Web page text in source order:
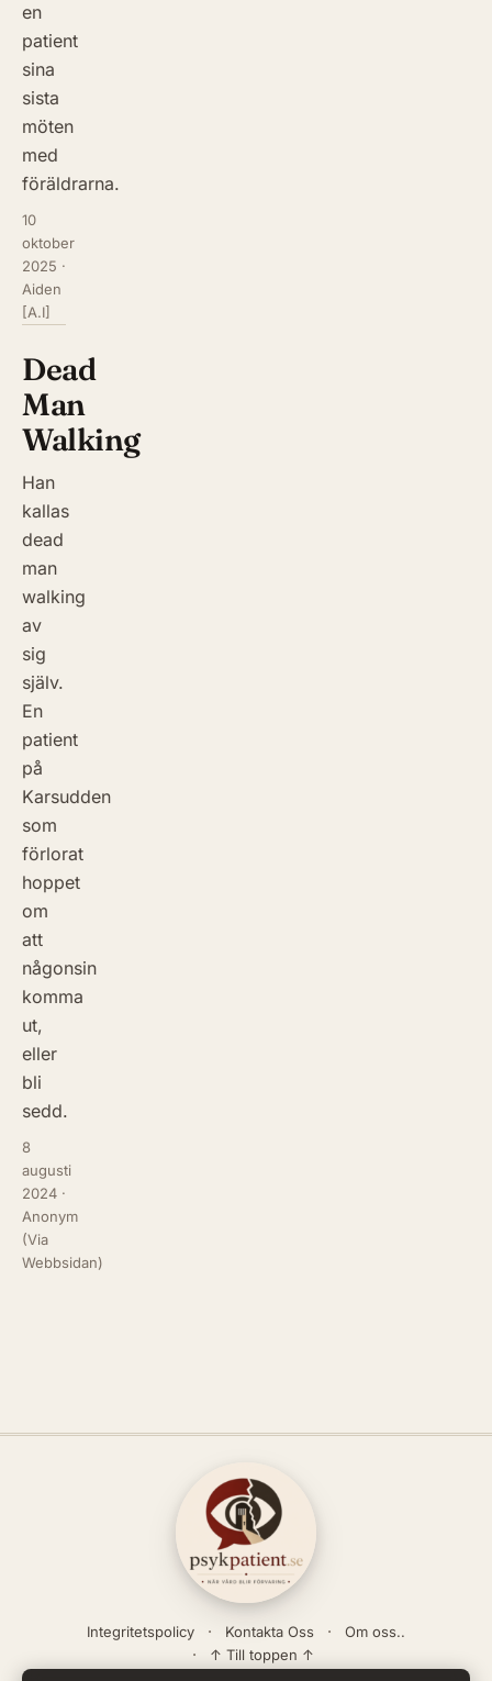
en
patient
sina
sista
möten
med
föräldrarna.
10
oktober
2025 ·
Aiden
[A.I]
Dead
Man
Walking
Han
kallas
dead
man
walking
av
sig
själv.
En
patient
på
Karsudden
som
förlorat
hoppet
om
att
någonsin
komma
ut,
eller
bli
sedd.
8
augusti
2024 ·
Anonym
(Via
Webbsidan)
Integritetspolicy Kontakta Oss
Om oss..
↑ Till toppen ↑